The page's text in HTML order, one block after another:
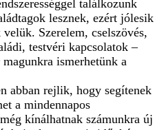
találkozunk
lesznek, ezért jólesik
Szerelem, cselszövés,
testvéri kapcsolatok –
ismerhetünk a
abban rejlik, hogy segítenek
a mindennapos
kínálhatnak számunkra új